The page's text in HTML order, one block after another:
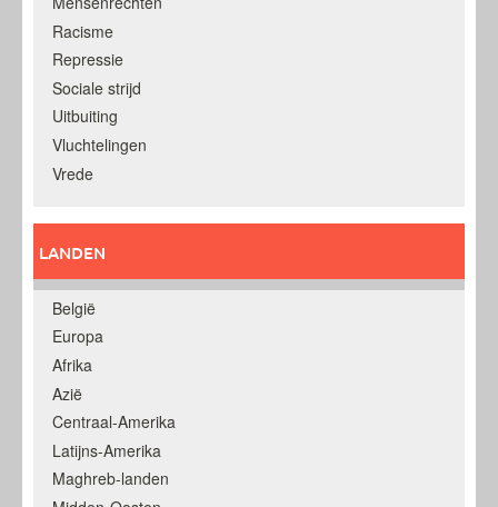
Racisme
Repressie
Sociale strijd
Uitbuiting
Vluchtelingen
Vrede
LANDEN
België
Europa
Afrika
Azië
Centraal-Amerika
Latijns-Amerika
Maghreb-landen